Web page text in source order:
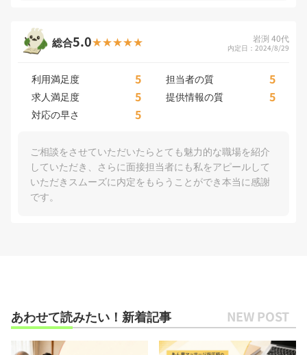
総合5.0 岩渕 40代
内定日：2024/8/29
利用満足度 5 担当者の質 5
求人満足度 5 提供情報の質 5
対応の早さ 5
ご相談をさせていただいたらとても魅力的な職場を紹介
していただき、さらに面接担当者にも私をアピールして
いただきスムーズに内定をもらうことができ本当に感謝
です。
あわせて読みたい！新着記事